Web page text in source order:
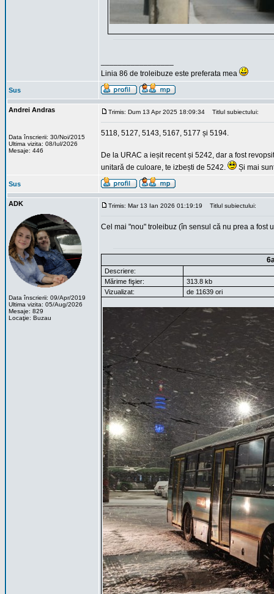
Linia 86 de troleibuze este preferata mea
Sus
Andrei Andras
Data înscrierii: 30/Noi/2015
Ultima vizita: 08/Iul/2026
Mesaje: 446
Trimis: Dum 13 Apr 2025 18:09:34 Titlul subiectului:
5118, 5127, 5143, 5167, 5177 și 5194.
De la URAC a ieșit recent și 5242, dar a fost
unitară de culoare, te izbești de 5242.
Și mai
Sus
ADK
Data înscrierii: 09/Apr/2019
Ultima vizita: 05/Aug/2026
Mesaje: 829
Locaţie: Buzau
Trimis: Mar 13 Ian 2026 01:19:19 Titlul subiectului:
Cel mai "nou" troleibuz (în sensul că nu prea a fost
Descriere:
Mărime fişier:
313.8 kb
Vizualizat:
de 11639 ori